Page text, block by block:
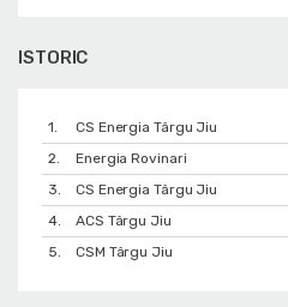
ISTORIC
1. CS Energia Târgu Jiu
2.
Energia Rovinari
3.
CS Energia Târgu Jiu
4.
ACS Târgu Jiu
5.
CSM Târgu Jiu